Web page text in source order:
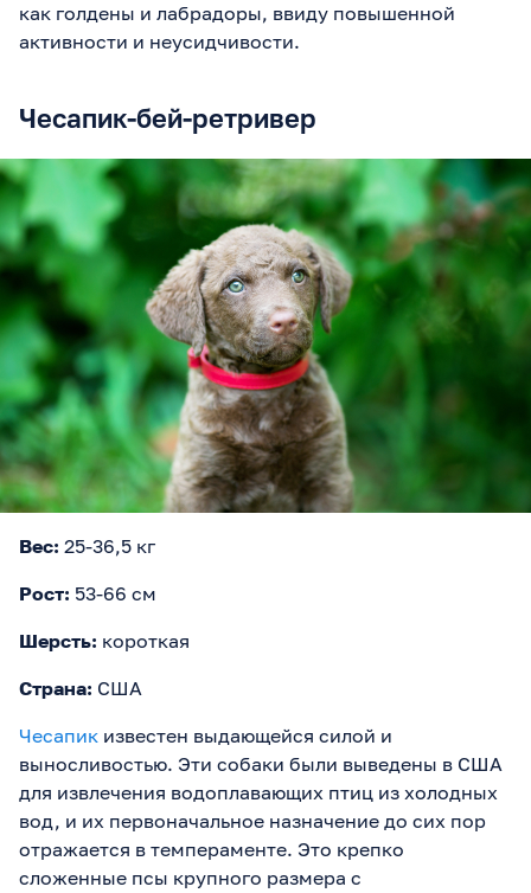
как голдены и лабрадоры, ввиду повышенной
активности и неусидчивости.
Чесапик-бей-ретривер
Вес: 25-36,5 кг
Рост: 53-66 см
Шерсть: короткая
Страна: США
Чесапик известен выдающейся силой и
выносливостью. Эти собаки были выведены в США
для извлечения водоплавающих птиц из холодных
вод, и их первоначальное назначение до сих пор
отражается в темпераменте. Это крепко
сложенные псы крупного размера с